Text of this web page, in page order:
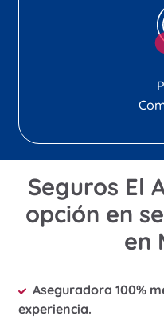
Seguros El
opción en
en
Aseguradora 100%
experiencia.